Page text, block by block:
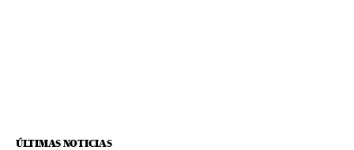
ÚLTIMAS NOTICIAS